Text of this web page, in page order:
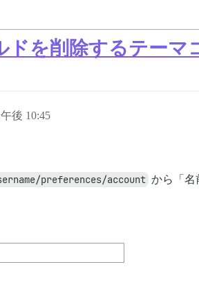
を削除するテーマ
後 10:45
preferences/account から「名